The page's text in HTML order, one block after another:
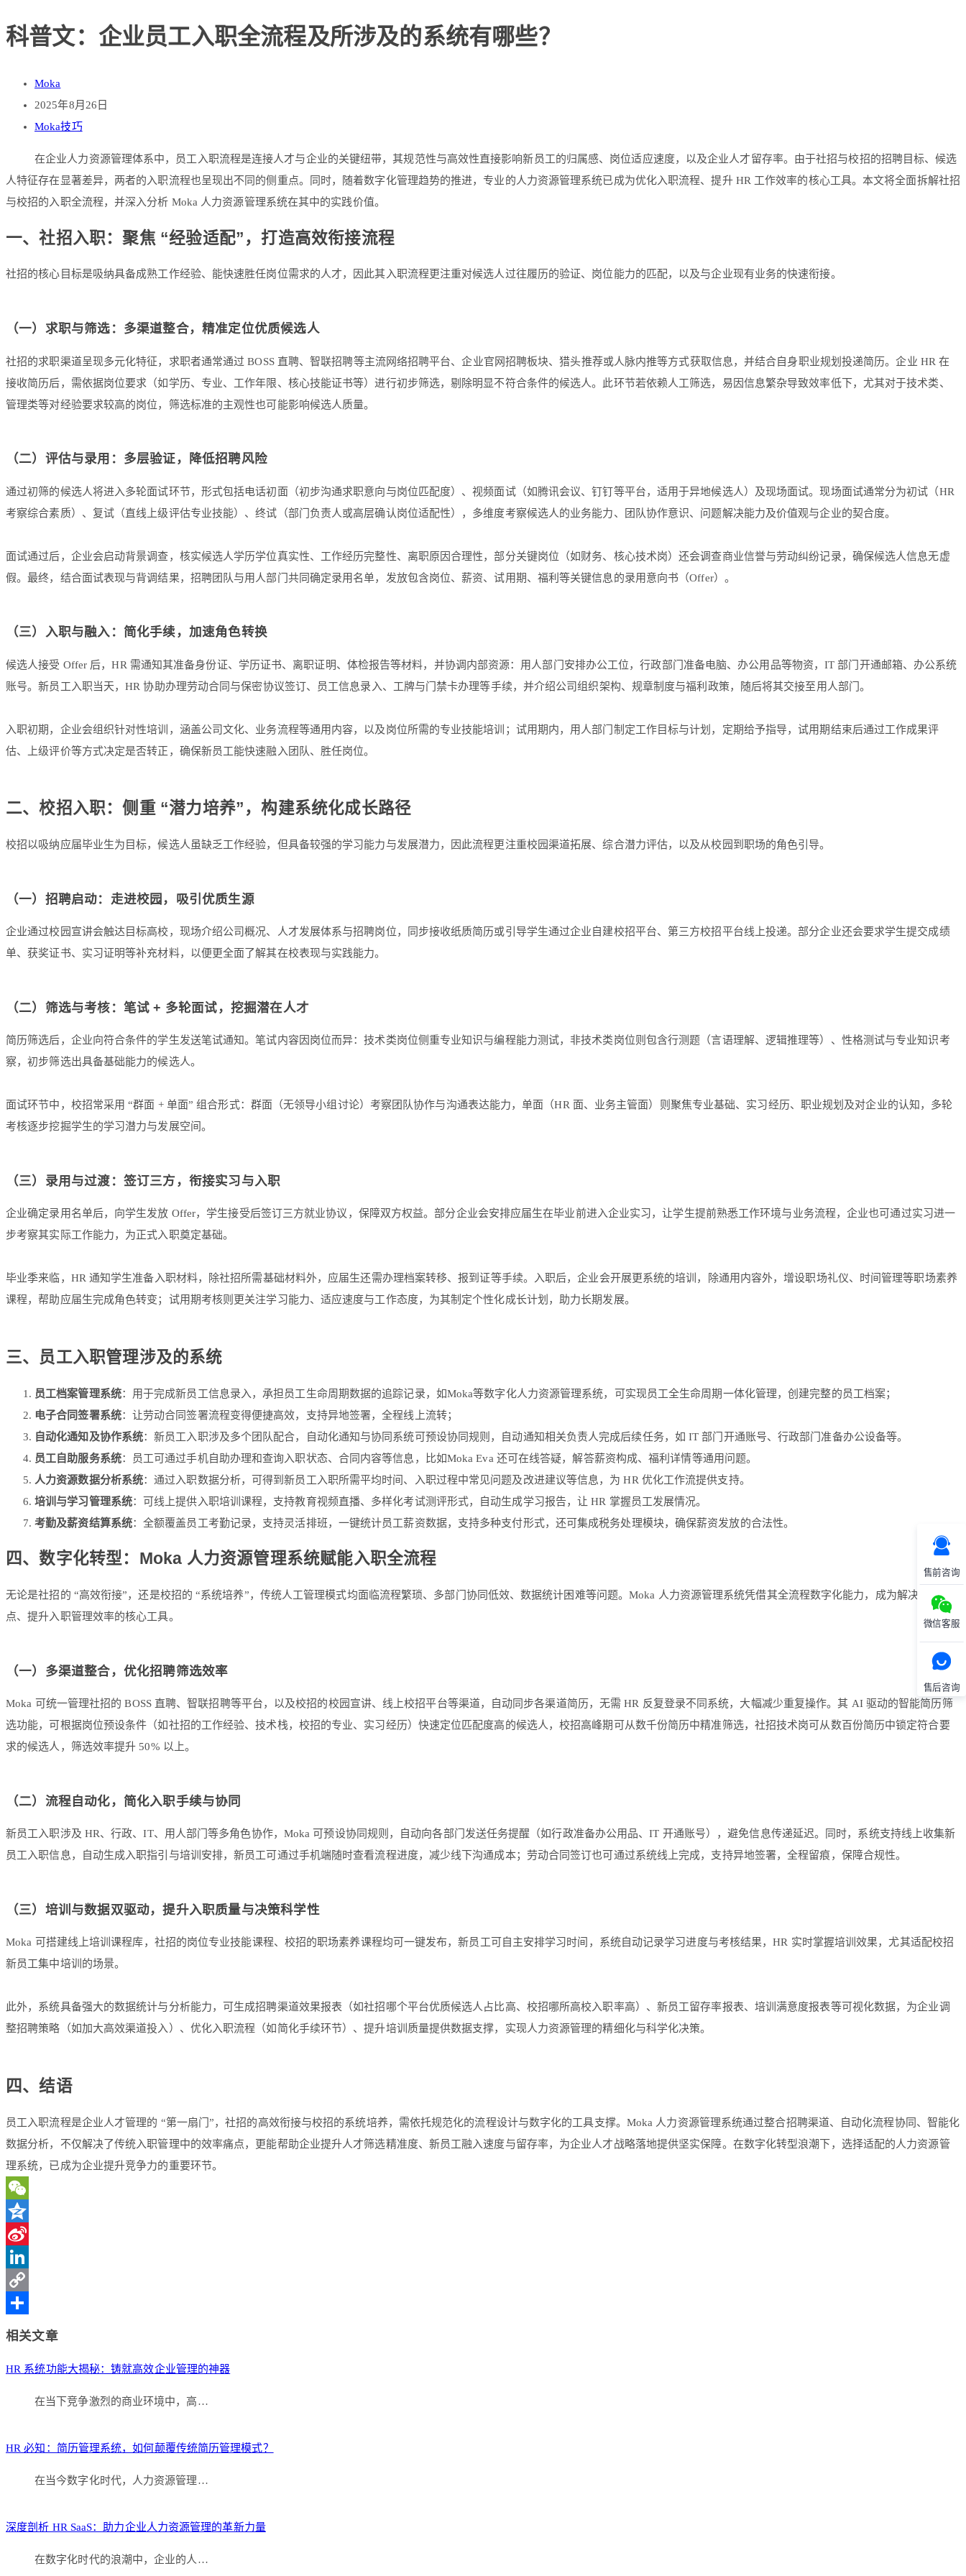
售前咨询
微信客服
售后咨询
科普文：企业员工入职全流程及所涉及的系统有哪些？
Moka
2025年8月26日
Moka技巧
在企业人力资源管理体系中，员工入职流程是连接人才与企业的关键纽带，其规范性与高效性直接影响新员工的归属感、岗位适应速度，以及企业人才留存率。由于社招与校招的招聘目标、候选
人特征存在显著差异，两者的入职流程也呈现出不同的侧重点。同时，随着数字化管理趋势的推进，专业的人力资源管理系统已成为优化入职流程、提升 HR 工作效率的核心工具。本文将全面拆解社招
与校招的入职全流程，并深入分析 Moka 人力资源管理系统在其中的实践价值。
一、社招入职：聚焦 “经验适配”，打造高效衔接流程
社招的核心目标是吸纳具备成熟工作经验、能快速胜任岗位需求的人才，因此其入职流程更注重对候选人过往履历的验证、岗位能力的匹配，以及与企业现有业务的快速衔接。
（一）求职与筛选：多渠道整合，精准定位优质候选人
社招的求职渠道呈现多元化特征，求职者通常通过 BOSS 直聘、智联招聘等主流网络招聘平台、企业官网招聘板块、猎头推荐或人脉内推等方式获取信息，并结合自身职业规划投递简历。企业 HR 在
接收简历后，需依据岗位要求（如学历、专业、工作年限、核心技能证书等）进行初步筛选，剔除明显不符合条件的候选人。此环节若依赖人工筛选，易因信息繁杂导致效率低下，尤其对于技术类、
管理类等对经验要求较高的岗位，筛选标准的主观性也可能影响候选人质量。
（二）评估与录用：多层验证，降低招聘风险
通过初筛的候选人将进入多轮面试环节，形式包括电话初面（初步沟通求职意向与岗位匹配度）、视频面试（如腾讯会议、钉钉等平台，适用于异地候选人）及现场面试。现场面试通常分为初试（HR
考察综合素质）、复试（直线上级评估专业技能）、终试（部门负责人或高层确认岗位适配性），多维度考察候选人的业务能力、团队协作意识、问题解决能力及价值观与企业的契合度。
面试通过后，企业会启动背景调查，核实候选人学历学位真实性、工作经历完整性、离职原因合理性，部分关键岗位（如财务、核心技术岗）还会调查商业信誉与劳动纠纷记录，确保候选人信息无虚
假。最终，结合面试表现与背调结果，招聘团队与用人部门共同确定录用名单，发放包含岗位、薪资、试用期、福利等关键信息的录用意向书（Offer）。
（三）入职与融入：简化手续，加速角色转换
候选人接受 Offer 后，HR 需通知其准备身份证、学历证书、离职证明、体检报告等材料，并协调内部资源：用人部门安排办公工位，行政部门准备电脑、办公用品等物资，IT 部门开通邮箱、办公系统
账号。新员工入职当天，HR 协助办理劳动合同与保密协议签订、员工信息录入、工牌与门禁卡办理等手续，并介绍公司组织架构、规章制度与福利政策，随后将其交接至用人部门。
入职初期，企业会组织针对性培训，涵盖公司文化、业务流程等通用内容，以及岗位所需的专业技能培训；试用期内，用人部门制定工作目标与计划，定期给予指导，试用期结束后通过工作成果评
估、上级评价等方式决定是否转正，确保新员工能快速融入团队、胜任岗位。
二、校招入职：侧重 “潜力培养”，构建系统化成长路径
校招以吸纳应届毕业生为目标，候选人虽缺乏工作经验，但具备较强的学习能力与发展潜力，因此流程更注重校园渠道拓展、综合潜力评估，以及从校园到职场的角色引导。
（一）招聘启动：走进校园，吸引优质生源
企业通过校园宣讲会触达目标高校，现场介绍公司概况、人才发展体系与招聘岗位，同步接收纸质简历或引导学生通过企业自建校招平台、第三方校招平台线上投递。部分企业还会要求学生提交成绩
单、获奖证书、实习证明等补充材料，以便更全面了解其在校表现与实践能力。
（二）筛选与考核：笔试 + 多轮面试，挖掘潜在人才
简历筛选后，企业向符合条件的学生发送笔试通知。笔试内容因岗位而异：技术类岗位侧重专业知识与编程能力测试，非技术类岗位则包含行测题（言语理解、逻辑推理等）、性格测试与专业知识考
察，初步筛选出具备基础能力的候选人。
面试环节中，校招常采用 “群面 + 单面” 组合形式：群面（无领导小组讨论）考察团队协作与沟通表达能力，单面（HR 面、业务主管面）则聚焦专业基础、实习经历、职业规划及对企业的认知，多轮
考核逐步挖掘学生的学习潜力与发展空间。
（三）录用与过渡：签订三方，衔接实习与入职
企业确定录用名单后，向学生发放 Offer，学生接受后签订三方就业协议，保障双方权益。部分企业会安排应届生在毕业前进入企业实习，让学生提前熟悉工作环境与业务流程，企业也可通过实习进一
步考察其实际工作能力，为正式入职奠定基础。
毕业季来临，HR 通知学生准备入职材料，除社招所需基础材料外，应届生还需办理档案转移、报到证等手续。入职后，企业会开展更系统的培训，除通用内容外，增设职场礼仪、时间管理等职场素养
课程，帮助应届生完成角色转变；试用期考核则更关注学习能力、适应速度与工作态度，为其制定个性化成长计划，助力长期发展。
三、员工入职管理涉及的系统
员工档案管理系统：用于完成新员工信息录入，承担员工生命周期数据的追踪记录，如Moka等数字化人力资源管理系统，可实现员工全生命周期一体化管理，创建完整的员工档案；
电子合同签署系统：让劳动合同签署流程变得便捷高效，支持异地签署，全程线上流转；
自动化通知及协作系统：新员工入职涉及多个团队配合，自动化通知与协同系统可预设协同规则，自动通知相关负责人完成后续任务，如 IT 部门开通账号、行政部门准备办公设备等。
员工自助服务系统：员工可通过手机自助办理和查询入职状态、合同内容等信息，比如Moka Eva 还可在线答疑，解答薪资构成、福利详情等通用问题。
人力资源数据分析系统：通过入职数据分析，可得到新员工入职所需平均时间、入职过程中常见问题及改进建议等信息，为 HR 优化工作流提供支持。
培训与学习管理系统：可线上提供入职培训课程，支持教育视频直播、多样化考试测评形式，自动生成学习报告，让 HR 掌握员工发展情况。
考勤及薪资结算系统：全额覆盖员工考勤记录，支持灵活排班，一键统计员工薪资数据，支持多种支付形式，还可集成税务处理模块，确保薪资发放的合法性。
四、数字化转型：Moka 人力资源管理系统赋能入职全流程
无论是社招的 “高效衔接”，还是校招的 “系统培养”，传统人工管理模式均面临流程繁琐、多部门协同低效、数据统计困难等问题。Moka 人力资源管理系统凭借其全流程数字化能力，成为解决这些痛
点、提升入职管理效率的核心工具。
（一）多渠道整合，优化招聘筛选效率
Moka 可统一管理社招的 BOSS 直聘、智联招聘等平台，以及校招的校园宣讲、线上校招平台等渠道，自动同步各渠道简历，无需 HR 反复登录不同系统，大幅减少重复操作。其 AI 驱动的智能简历筛
选功能，可根据岗位预设条件（如社招的工作经验、技术栈，校招的专业、实习经历）快速定位匹配度高的候选人，校招高峰期可从数千份简历中精准筛选，社招技术岗可从数百份简历中锁定符合要
求的候选人，筛选效率提升 50% 以上。
（二）流程自动化，简化入职手续与协同
新员工入职涉及 HR、行政、IT、用人部门等多角色协作，Moka 可预设协同规则，自动向各部门发送任务提醒（如行政准备办公用品、IT 开通账号），避免信息传递延迟。同时，系统支持线上收集新
员工入职信息，自动生成入职指引与培训安排，新员工可通过手机端随时查看流程进度，减少线下沟通成本；劳动合同签订也可通过系统线上完成，支持异地签署，全程留痕，保障合规性。
（三）培训与数据双驱动，提升入职质量与决策科学性
Moka 可搭建线上培训课程库，社招的岗位专业技能课程、校招的职场素养课程均可一键发布，新员工可自主安排学习时间，系统自动记录学习进度与考核结果，HR 实时掌握培训效果，尤其适配校招
新员工集中培训的场景。
此外，系统具备强大的数据统计与分析能力，可生成招聘渠道效果报表（如社招哪个平台优质候选人占比高、校招哪所高校入职率高）、新员工留存率报表、培训满意度报表等可视化数据，为企业调
整招聘策略（如加大高效渠道投入）、优化入职流程（如简化手续环节）、提升培训质量提供数据支撑，实现人力资源管理的精细化与科学化决策。
四、结语
员工入职流程是企业人才管理的 “第一扇门”，社招的高效衔接与校招的系统培养，需依托规范化的流程设计与数字化的工具支撑。Moka 人力资源管理系统通过整合招聘渠道、自动化流程协同、智能化
数据分析，不仅解决了传统入职管理中的效率痛点，更能帮助企业提升人才筛选精准度、新员工融入速度与留存率，为企业人才战略落地提供坚实保障。在数字化转型浪潮下，选择适配的人力资源管
理系统，已成为企业提升竞争力的重要环节。
WeChat
Qzone
Sina
Weibo
LinkedIn
Copy
相关文章
HR 系统功能大揭秘：铸就高效企业管理的神器
在当下竞争激烈的商业环境中，高…
HR 必知：简历管理系统，如何颠覆传统简历管理模式？
在当今数字化时代，人力资源管理…
深度剖析 HR SaaS：助力企业人力资源管理的革新力量
在数字化时代的浪潮中，企业的人…